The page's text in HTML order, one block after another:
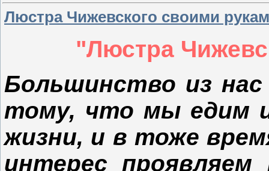
Люстра Чижевского своими
"Люстра
Большинство из
тому, что мы едим и
жизни, и в тоже
интерес